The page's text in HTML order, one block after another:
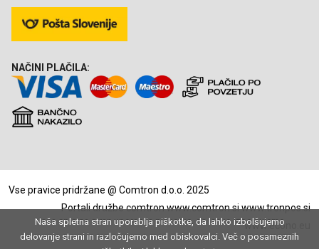
NAČINI PLAČILA:
Vse pravice pridržane @ Comtron d.o.o. 2025
Portali družbe comtronwww.comtron.siwww.tronpos.si
www.econo.eu
Naša spletna stran uporablja piškotke, da lahko izbolšujemo
delovanje strani in razločujemo med obiskovalci. Več o posameznih